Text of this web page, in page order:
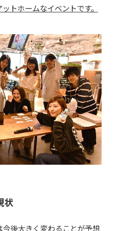
トホームなイベントです。
状
後大きく変わることが予想